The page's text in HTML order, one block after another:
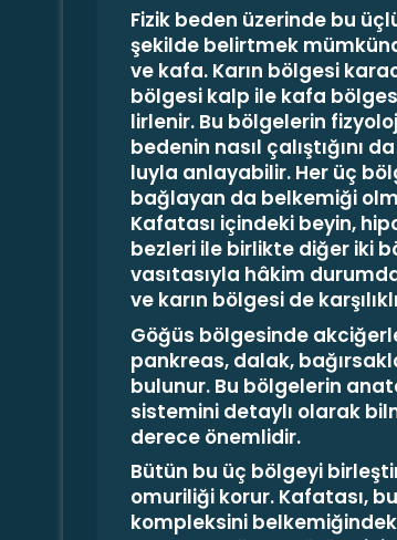
Fizik beden üzerinde bu üçlü
şekilde belirtmek
ve kafa. Karın bölgesi
bölgesi kalp ile kafa
lirlenir. Bu bölgelerin
bedenin nasıl çalıştığını
luyla anlayabilir. Her üç
bağ­layan da belkemiği
Kafatası için­deki beyin,
bezleri ile birlikte diğer iki
vasıtasıyla hâkim
ve karın bölgesi de
Göğüs bölgesinde
pankreas, dalak,
bulunur. Bu bölgelerin
sis­temini detaylı olarak
derece önem­lidir.
Bütün bu üç bölgeyi
omuriliği korur. Kafatası,
kompleksini